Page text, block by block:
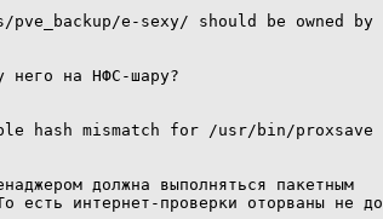
e-sexy/ should be owned by
него на НФС-шару?
hash mismatch for /usr/bin/proxsave
должна выполняться пакетным
есть интернет-проверки оторваны не до